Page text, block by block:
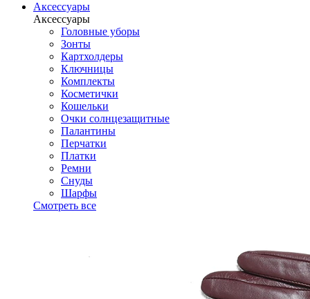
Аксессуары
Аксессуары
Головные уборы
Зонты
Картхолдеры
Ключницы
Комплекты
Косметички
Кошельки
Очки солнцезащитные
Палантины
Перчатки
Платки
Ремни
Снуды
Шарфы
Смотреть все